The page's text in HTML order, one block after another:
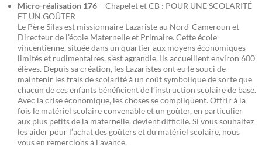
Micro-réalisation 176 – Chapelet et CB : POUR UNE SCOLARITÉ
ET UN GOÛTER
Le Père Silas est missionnaire Lazariste au Nord-Cameroun et
Directeur de l’école Maternelle et Primaire. Cette école
vincentienne, située dans un quartier aux moyens économiques
limités et rudimentaires, s’est agrandie. Ils accueillent environ 600
élèves. Depuis sa création, les Lazaristes ont eu le souci de
maintenir les frais de scolarité à un coût symbolique de sorte que
chacun de ces enfants bénéficient de l’instruction scolaire de base.
Avec la crise économique, les choses se compliquent. Offrir à la
fois le matériel scolaire convenable et un goûter, en particulier
aux plus petits de la maternelle, devient difficile. Si vous souhaitez
les aider pour l’achat des goûters et du matériel scolaire, nous
vous en remercions à l’avance.